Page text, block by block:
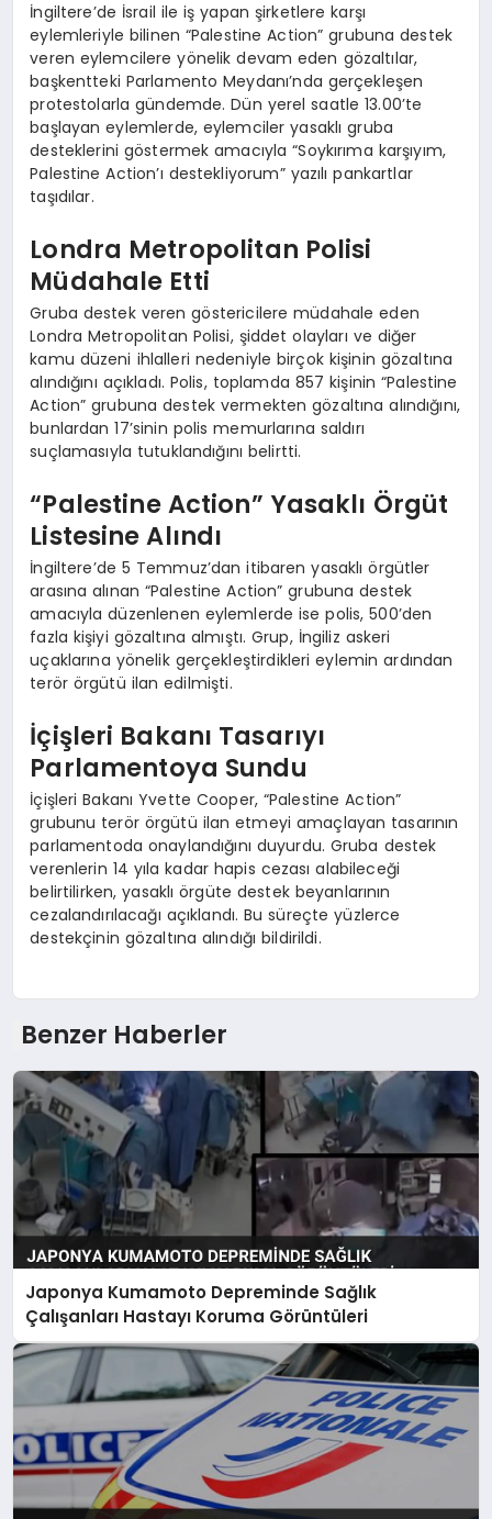
İngiltere’de İsrail ile iş yapan şirketlere karşı
eylemleriyle bilinen “Palestine Action” grubuna destek
veren eylemcilere yönelik devam eden gözaltılar,
başkentteki Parlamento Meydanı’nda gerçekleşen
protestolarla gündemde. Dün yerel saatle 13.00’te
başlayan eylemlerde, eylemciler yasaklı gruba
desteklerini göstermek amacıyla “Soykırıma karşıyım,
Palestine Action’ı destekliyorum” yazılı pankartlar
taşıdılar.
Londra Metropolitan Polisi
Müdahale Etti
Gruba destek veren göstericilere müdahale eden
Londra Metropolitan Polisi, şiddet olayları ve diğer
kamu düzeni ihlalleri nedeniyle birçok kişinin gözaltına
alındığını açıkladı. Polis, toplamda 857 kişinin “Palestine
Action” grubuna destek vermekten gözaltına alındığını,
bunlardan 17’sinin polis memurlarına saldırı
suçlamasıyla tutuklandığını belirtti.
“Palestine Action” Yasaklı Örgüt
Listesine Alındı
İngiltere’de 5 Temmuz’dan itibaren yasaklı örgütler
arasına alınan “Palestine Action” grubuna destek
amacıyla düzenlenen eylemlerde ise polis, 500’den
fazla kişiyi gözaltına almıştı. Grup, İngiliz askeri
uçaklarına yönelik gerçekleştirdikleri eylemin ardından
terör örgütü ilan edilmişti.
İçişleri Bakanı Tasarıyı
Parlamentoya Sundu
İçişleri Bakanı Yvette Cooper, “Palestine Action”
grubunu terör örgütü ilan etmeyi amaçlayan tasarının
parlamentoda onaylandığını duyurdu. Gruba destek
verenlerin 14 yıla kadar hapis cezası alabileceği
belirtilirken, yasaklı örgüte destek beyanlarının
cezalandırılacağı açıklandı. Bu süreçte yüzlerce
destekçinin gözaltına alındığı bildirildi.
Benzer Haberler
Japonya Kumamoto Depreminde Sağlık
Çalışanları Hastayı Koruma Görüntüleri